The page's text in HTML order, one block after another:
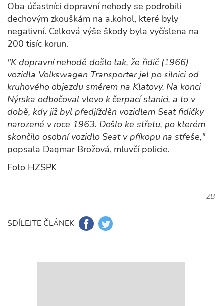
Oba účastníci dopravní nehody se podrobili
dechovým zkouškám na alkohol, které byly
negativní. Celková výše škody byla vyčíslena na
200 tisíc korun.
"K dopravní nehodě došlo tak, že řidič (1966)
vozidla Volkswagen Transporter jel po silnici od
kruhového objezdu směrem na Klatovy. Na konci
Nýrska odbočoval vlevo k čerpací stanici, a to v
době, kdy již byl předjížděn vozidlem Seat řidičky
narozené v roce 1963. Došlo ke střetu, po kterém
skončilo osobní vozidlo Seat v příkopu na střeše,"
popsala Dagmar Brožová, mluvčí policie.
Foto HZSPK
ZB
SDÍLEJTE ČLÁNEK